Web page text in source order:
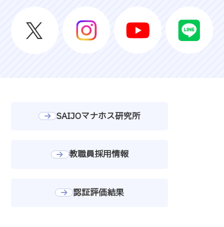
SAIJOマナホス研究所
教職員採用情報
認証評価結果